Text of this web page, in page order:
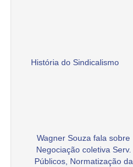
História do Sindicalismo
Wagner Souza fala sobre
Negociação coletiva Serv.
Públicos, Normatização da